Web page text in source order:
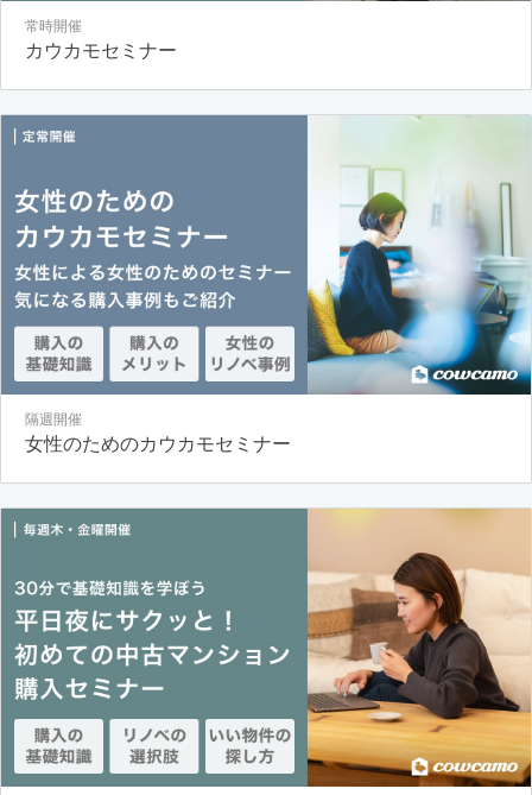
常時開催
カウカモセミナー
隔週開催
女性のためのカウカモセミナー